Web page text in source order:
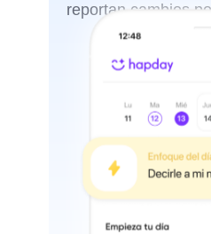
reportan cambios